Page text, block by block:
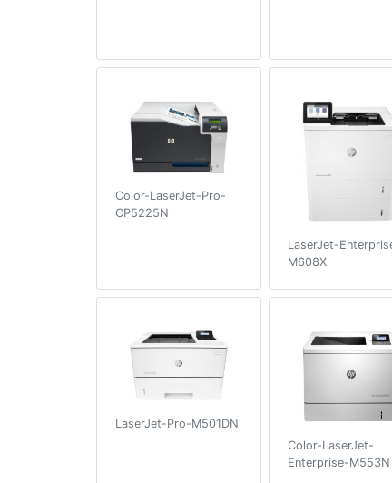
Color-LaserJet-Pro-
CP5225N
LaserJet-
M608X
LaserJet-Pro-M501DN
Color-LaserJet-
Enterprise-M553N